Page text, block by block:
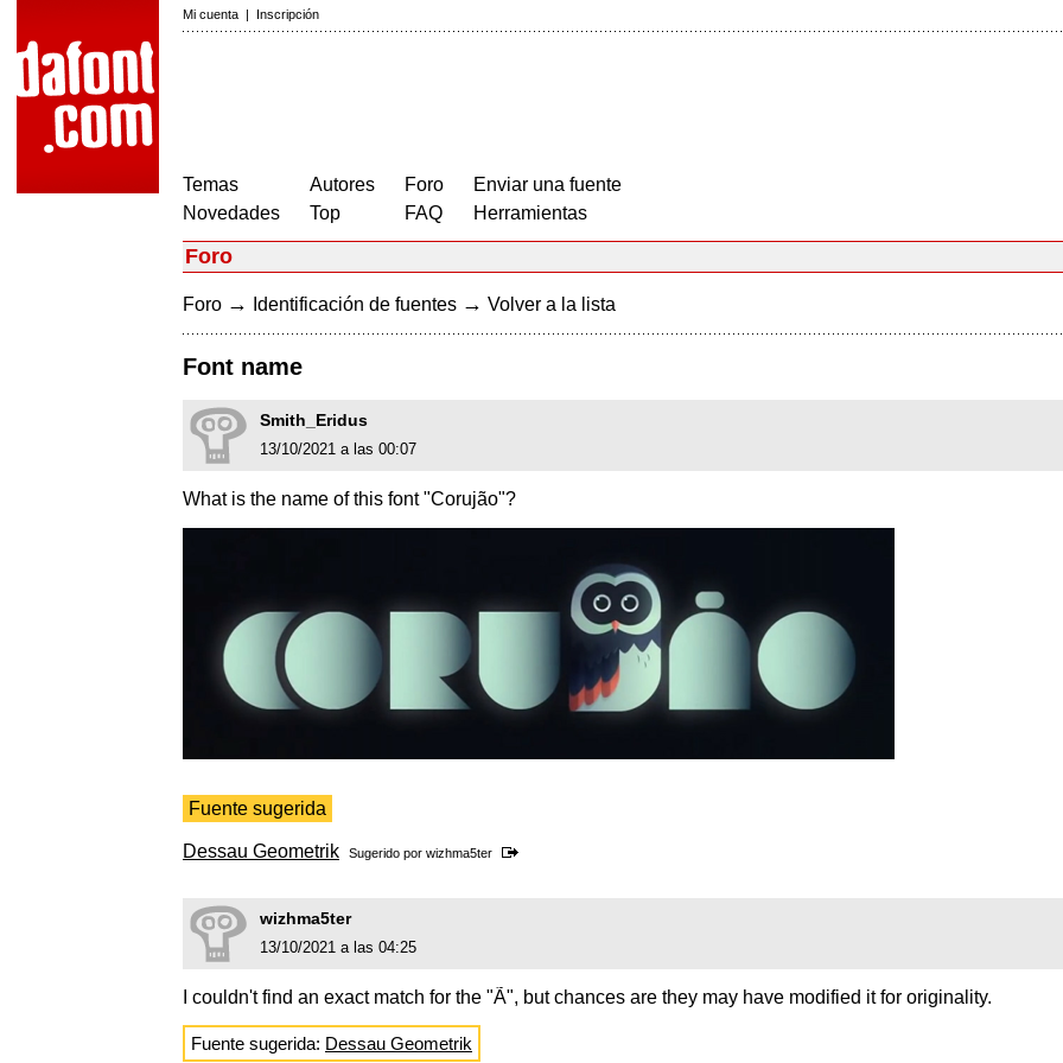
Mi cuenta | Inscripción
Temas
Novedades
Autores
Top
Foro
FAQ
Enviar una fuente
Herramientas
Foro
Foro → Identificación de fuentes → Volver a la lista
Font name
Smith_Eridus
13/10/2021 a las 00:07
What is the name of this font "Corujão"?
Fuente sugerida
Dessau Geometrik Sugerido por wizhma5ter
wizhma5ter
13/10/2021 a las 04:25
I couldn't find an exact match for the "Ã", but chances are they may have modified it for originality.
Fuente sugerida: Dessau Geometrik